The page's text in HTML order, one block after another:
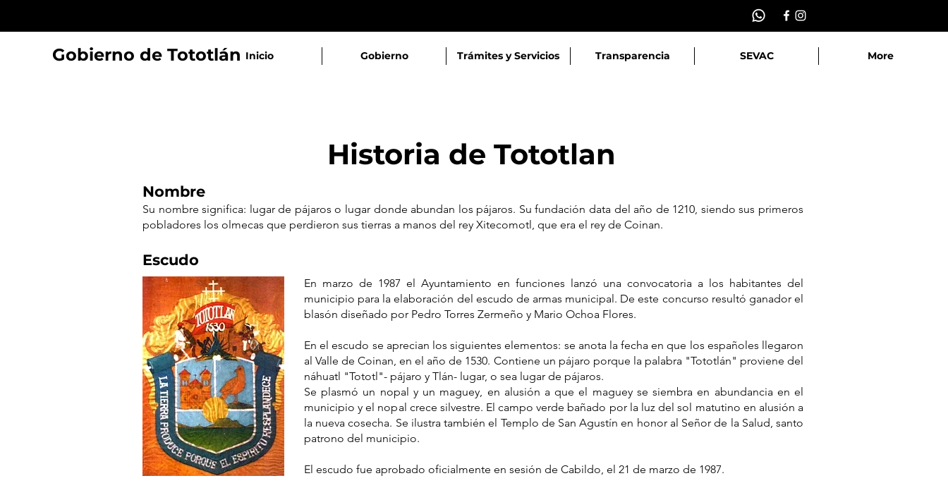
Gobierno de Tototlán Inicio Gobierno Trámites y Servicios Transparencia SEVAC More
Historia de Tototlan
Nombre
Su nombre significa: lugar de pájaros o lugar donde abundan los pájaros. Su fundación data del año de 1210, siendo sus primeros
pobladores los olmecas que perdieron sus tierras a manos del rey Xitecomotl, que era el rey de Coinan.
Escudo
En marzo de 1987 el Ayuntamiento en funciones lanzó una convocatoria a los habitantes del
municipio para la elaboración del escudo de armas municipal. De este concurso resultó ganador el
blasón diseñado por Pedro Torres Zermeño y Mario Ochoa Flores.
En el escudo se aprecian los siguientes elementos: se anota la fecha en que los españoles llegaron
al Valle de Coinan, en el año de 1530. Contiene un pájaro porque la palabra "Tototlán" proviene del
náhuatl "Tototl"- pájaro y Tlán- lugar, o sea lugar de pájaros.
Se plasmó un nopal y un maguey, en alusión a que el maguey se siembra en abundancia en el
municipio y el nopal crece silvestre. El campo verde bañado por la luz del sol matutino en alusión a
la nueva cosecha. Se ilustra también el Templo de San Agustín en honor al Señor de la Salud, santo
patrono del municipio.
El escudo fue aprobado oficialmente en sesión de Cabildo, el 21 de marzo de 1987.